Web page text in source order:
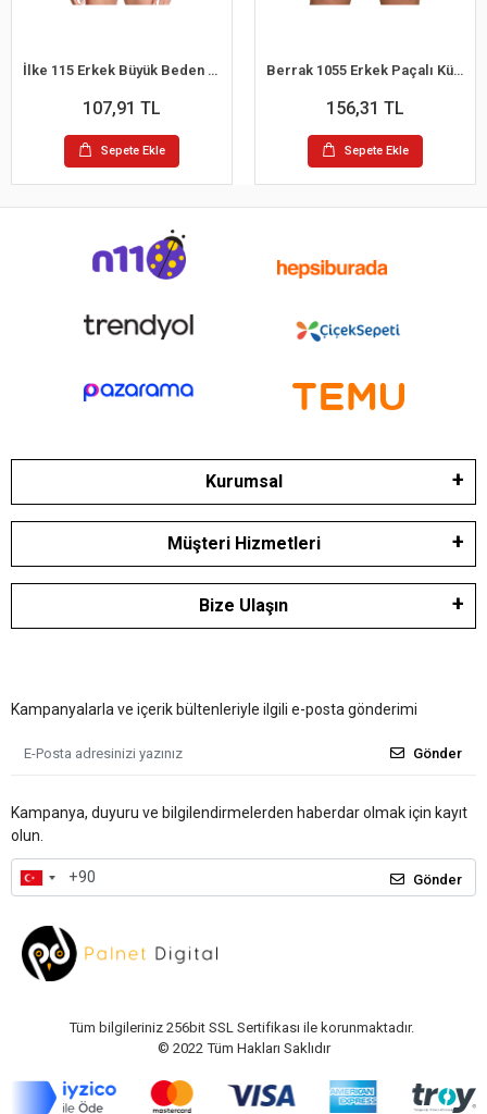
İlke 115 Erkek Büyük Beden Kom Slip Külot 2XL
107,91 TL
Sepete Ekle
Berrak 1055 Erkek Paçalı Külot M
156,31 TL
Sepete Ekle
Kurumsal
Müşteri Hizmetleri
Bize Ulaşın
Kampanyalarla ve içerik bültenleriyle ilgili e-posta gönderimi
Gönder
Kampanya, duyuru ve bilgilendirmelerden haberdar olmak için kayıt
olun.
Gönder
Tüm bilgileriniz 256bit SSL Sertifikası ile korunmaktadır.
© 2022 Tüm Hakları Saklıdır